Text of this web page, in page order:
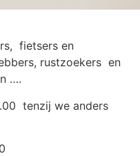
fietsers en
rustzoekers en
….
tenzij we anders